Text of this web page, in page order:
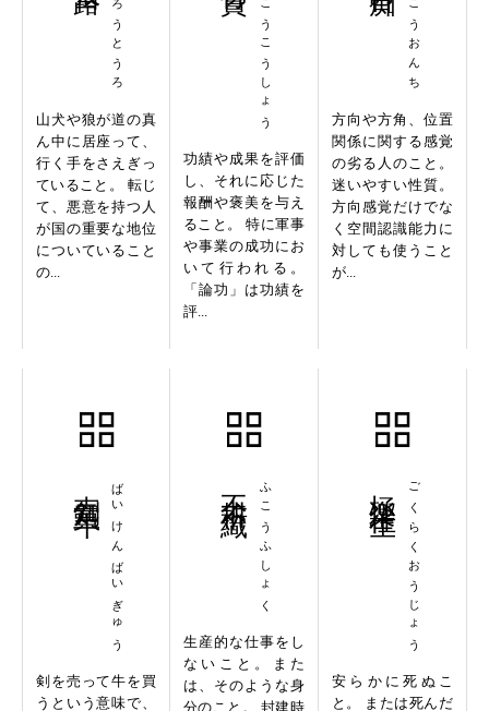
山犬や狼が道の真
ん中に居座って、
行く手をさえぎっ
ていること。 転じ
て、悪意を持つ人
が国の重要な地位
についていること
の...
ろんこうこうしょう
功績や成果を評価
し、それに応じた
報酬や褒美を与え
ること。 特に軍事
や事業の成功にお
いて行われる。
「論功」は功績を
評...
方向や方角、位置
関係に関する感覚
の劣る人のこと。
迷いやすい性質。
方向感覚だけでな
く空間認識能力に
対しても使うこと
が...
ばいけんばいぎゅう
剣を売って牛を買
うという意味で、
ふこうふしょく
生産的な仕事をし
ないこと。また
は、そのような身
分のこと。 封建時
ごくらくおうじょう
安らかに死ぬこ
と。 または死んだ